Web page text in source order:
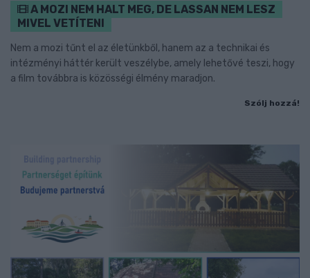
A MOZI NEM HALT MEG, DE LASSAN NEM LESZ
MIVEL VETÍTENI
Nem a mozi tűnt el az életünkből, hanem az a technikai és
intézményi háttér került veszélybe, amely lehetővé teszi, hogy
a film továbbra is közösségi élmény maradjon.
Szólj hozzá!